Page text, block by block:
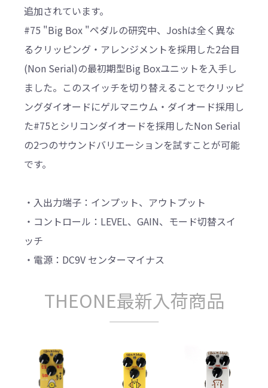
追加されています。
#75 "Big Box "ペダルの研究中、Joshは全く異な
るクリッピング・アレンジメントを採用した2台目
(Non Serial)の最初期型Big Boxユニットを入手し
ました。このスイッチを切り替えることでクリッピ
ングダイオードにゲルマニウム・ダイオード採用し
た#75とシリコンダイオードを採用したNon Serial
の2つのサウンドバリエーションを試すことが可能
です。
・入出力端子：インプット、アウトプット
・コントロール：LEVEL、GAIN、モード切替スイ
ッチ
・電源：DC9V センターマイナス
THEONE最新入荷商品